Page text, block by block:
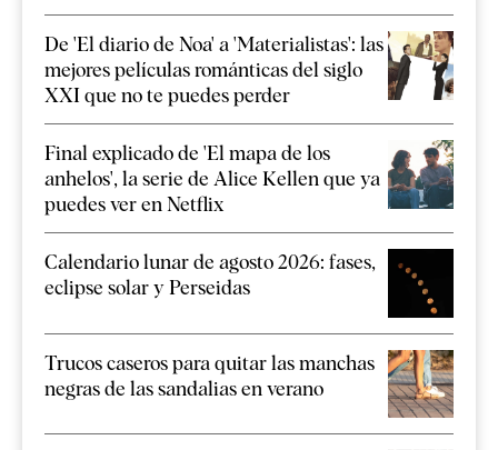
De 'El diario de Noa' a 'Materialistas': las
mejores películas románticas del siglo
XXI que no te puedes perder
Final explicado de 'El mapa de los
anhelos', la serie de Alice Kellen que ya
puedes ver en Netflix
Calendario lunar de agosto 2026: fases,
eclipse solar y Perseidas
Trucos caseros para quitar las manchas
negras de las sandalias en verano